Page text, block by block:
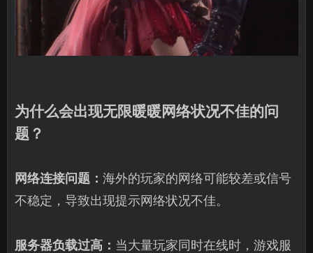
为什么会出现无限暖暖网络状况不佳的问
题？
网络连接问题： 海外的玩家的网络可能较差或信号
不稳定，导致出现提示网络状况不佳。
服务器负载过高： 当大量玩家同时在线时，游戏服